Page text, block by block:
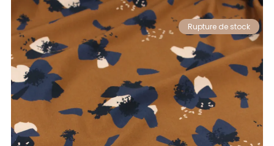
Rupture de stock